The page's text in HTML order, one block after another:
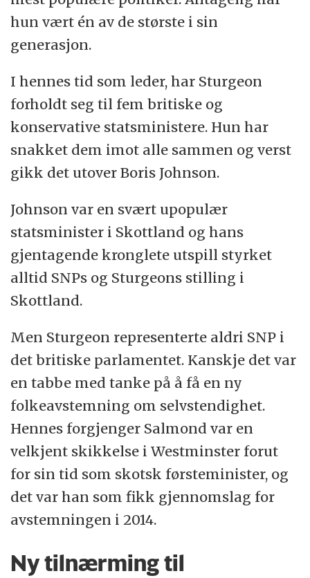
hun vært én av de største i sin
generasjon.
I hennes tid som leder, har Sturgeon
forholdt seg til fem britiske og
konservative statsministere. Hun har
snakket dem imot alle sammen og verst
gikk det utover Boris Johnson.
Johnson var en svært upopulær
statsminister i Skottland og hans
gjentagende kronglete utspill styrket
alltid SNPs og Sturgeons stilling i
Skottland.
Men Sturgeon representerte aldri SNP i
det britiske parlamentet. Kanskje det var
en tabbe med tanke på å få en ny
folkeavstemning om selvstendighet.
Hennes forgjenger Salmond var en
velkjent skikkelse i Westminster forut
for sin tid som skotsk førsteminister, og
det var han som fikk gjennomslag for
avstemningen i 2014.
Ny tilnærming til